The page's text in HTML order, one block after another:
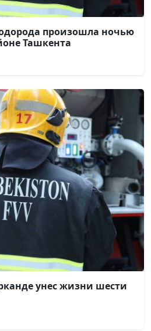
произошла ночью
Ташкента
унес жизни шести